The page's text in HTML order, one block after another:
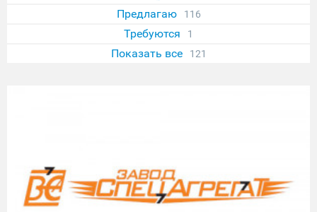
Предлагаю 116
Требуются 1
Показать все 121